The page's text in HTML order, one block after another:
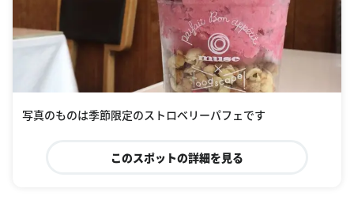
写真のものは季節限定のストロベリーパフェです
このスポットの詳細を見る